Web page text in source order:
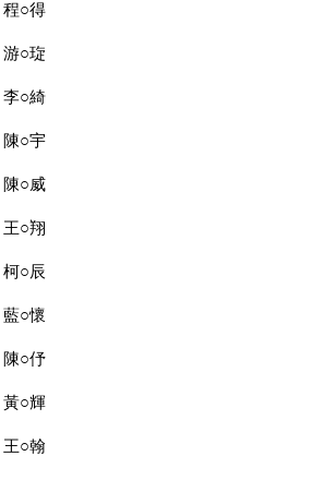
程○得
游○琁
李○綺
陳○宇
陳○威
王○翔
柯○辰
藍○懷
陳○伃
黃○輝
王○翰